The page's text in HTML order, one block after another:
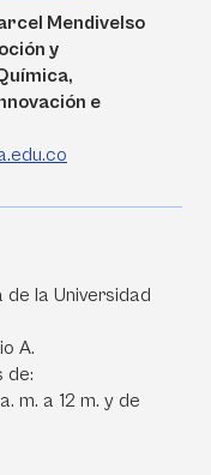
Mendivelso
y
e
de la Universidad
A.
de:
m. a 12 m. y de